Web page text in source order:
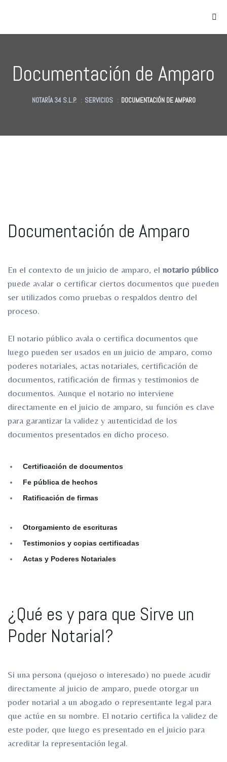
Documentación de Amparo
NOTARÍA 34 S.L.P. : SERVICIOS : DOCUMENTACIÓN DE AMPARO
Documentación de Amparo
En el contexto de un juicio de amparo, el notario público
puede avalar o certificar ciertos documentos que pueden
ser utilizados como pruebas o respaldos dentro del
proceso.
El notario público avala o certifica documentos que
luego pueden ser usados en un juicio de amparo, como
poderes notariales, actas notariales, certificación de
documentos, ratificación de firmas y testimonios de
documentos. Aunque el notario no interviene
directamente en el juicio de amparo, su función es clave
para garantizar la validez y autenticidad de los
documentos presentados en dicho proceso.
Certificación de documentos
Fe pública de hechos
Ratificación de firmas
Otorgamiento de escrituras
Testimonios y copias certificadas
Actas y Poderes Notariales
¿Qué es y para que Sirve un
Poder Notarial?
Si una persona (quejoso o interesado) no puede acudir
directamente al juicio de amparo, puede otorgar un
poder notarial a un abogado o representante legal para
que actúe en su nombre. El notario certifica la validez de
este poder, que luego es presentado en el juicio para
acreditar la representación legal.